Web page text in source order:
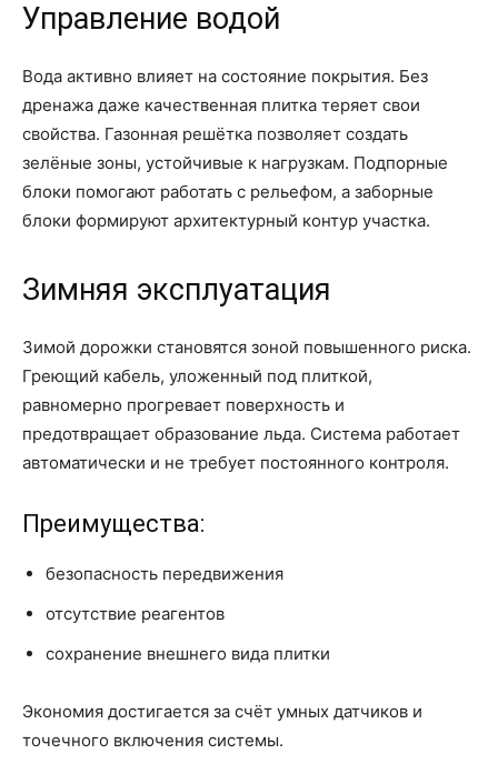
Управление водой
Вода активно влияет на состояние покрытия. Без
дренажа даже качественная плитка теряет свои
свойства. Газонная решётка позволяет создать
зелёные зоны, устойчивые к нагрузкам. Подпорные
блоки помогают работать с рельефом, а заборные
блоки формируют архитектурный контур участка.
Зимняя эксплуатация
Зимой дорожки становятся зоной повышенного риска.
Греющий кабель, уложенный под плиткой,
равномерно прогревает поверхность и
предотвращает образование льда. Система работает
автоматически и не требует постоянного контроля.
Преимущества:
безопасность передвижения
отсутствие реагентов
сохранение внешнего вида плитки
Экономия достигается за счёт умных датчиков и
точечного включения системы.